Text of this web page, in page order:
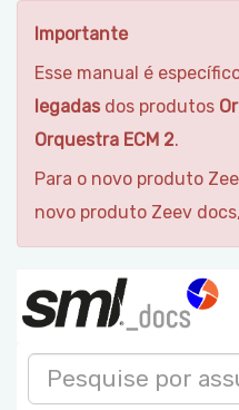
Importante
Esse manual é
legadas dos produtos
Orquestra ECM 2.
Para o novo produto
novo produto Zeev docs,